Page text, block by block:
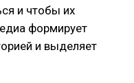
и чтобы их
формирует
и выделяет